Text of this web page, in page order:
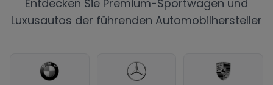
Entdecken Sie Premium-Sportwagen und
Luxusautos der führenden Automobilhersteller